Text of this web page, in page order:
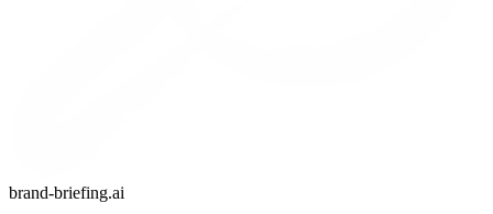
brand-briefing.ai